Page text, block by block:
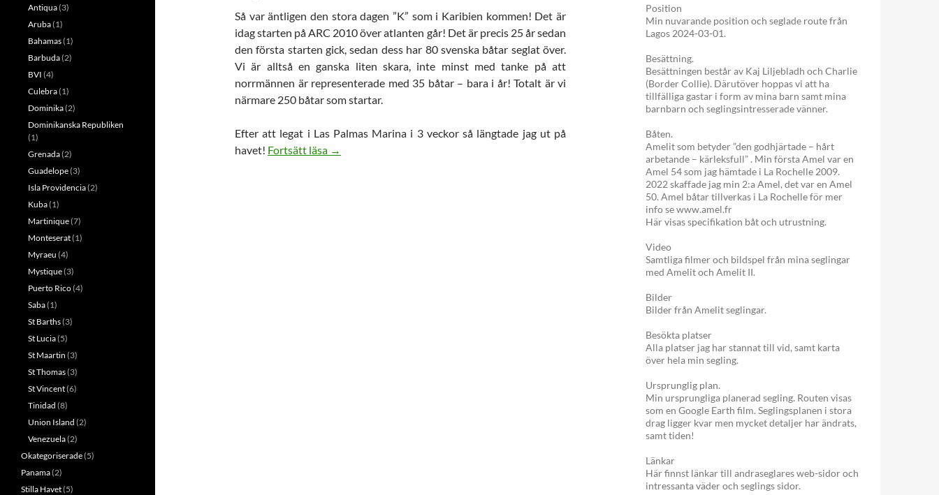
Så var äntligen den stora dagen ”K” som i Karibien kommen! Det är
idag starten på ARC 2010 över atlanten går! Det är precis 25 år sedan
den första starten gick, sedan dess har 80 svenska båtar seglat över.
Vi är alltså en ganska liten skara, inte minst med tanke på att
norrmännen är representerade med 35 båtar – bara i år! Totalt är vi
närmare 250 båtar som startar.
Efter att legat i Las Palmas Marina i 3 veckor så längtade jag ut på
havet! Fortsätt läsa Korsar Atlanten 2010-11-21 – 2010-12-11
→
Position
Min nuvarande position och seglade route från
Lagos 2024-03-01.
Besättning.
Besättningen består av Kaj Liljebladh och Charlie
(Border Collie). Därutöver hoppas vi att ha
tillfälliga gastar i form av mina barn samt mina
barnbarn och seglingsintresserade vänner.
Båten.
Amelit som betyder ”den godhjärtade – hårt
arbetande – kärleksfull” . Min första Amel var en
Amel 54 som jag hämtade i La Rochelle 2009.
2022 skaffade jag min 2:a Amel, det var en Amel
50. Amel båtar tillverkas i La Rochelle för mer
info se www.amel.fr
Här visas specifikation båt och utrustning.
Video
Samtliga filmer och bildspel från mina seglingar
med Amelit och Amelit II.
Bilder
Bilder från Amelit seglingar.
Besökta platser
Alla platser jag har stannat till vid, samt karta
över hela min segling.
Ursprunglig plan.
Min ursprungliga planerad segling. Routen visas
som en Google Earth film. Seglingsplanen i stora
drag ligger kvar men mycket detaljer har ändrats,
samt tiden!
Länkar
Här finnst länkar till andraseglares web-sidor och
intressanta väder och seglings sidor.
Antiqua(3)
Aruba(1)
Bahamas(1)
Barbuda(2)
BVI (4)
Culebra(1)
Dominika(2)
Dominikanska Republiken
(1)
Grenada(2)
Guadelope(3)
Isla Providencia(2)
Kuba(1)
Martinique(7)
Monteserat(1)
Myraeu (4)
Mystique(3)
Puerto Rico(4)
Saba(1)
St Barths(3)
St Lucia(5)
St Maartin (3)
St Thomas(3)
St Vincent(6)
Tinidad (8)
Union Island (2)
Venezuela(2)
Okategoriserade(5)
Panama(2)
Stilla Havet(5)